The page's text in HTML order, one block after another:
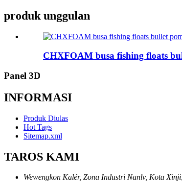
produk unggulan
CHXFOAM busa fishing floats
Panel 3D
INFORMASI
Produk Diulas
Hot Tags
Sitemap.xml
TAROS KAMI
Wewengkon Kalér, Zona Industri Nanlv, Kota